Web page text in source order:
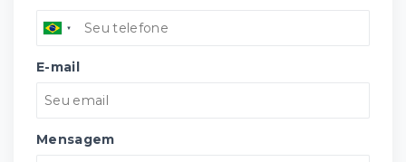
E-mail
Mensagem